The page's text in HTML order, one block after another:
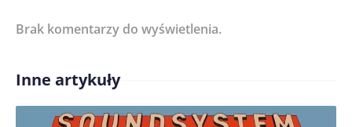
Treść komentarza*
Imię/ Nick*
Brak komentarzy do wyświetlenia.
Inne artykuły